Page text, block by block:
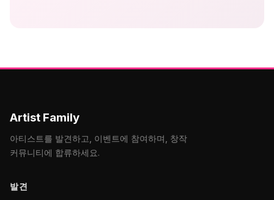
Artist Family
아티스트를 발견하고, 이벤트에 참여하며, 창작
커뮤니티에 합류하세요.
발견